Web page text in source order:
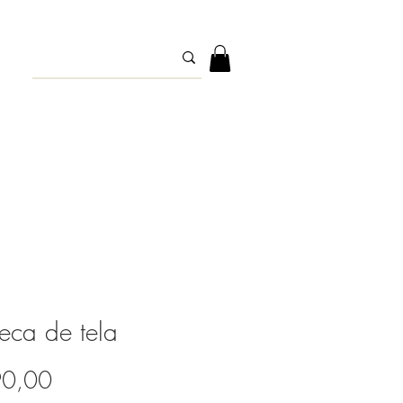
de tela
Precio